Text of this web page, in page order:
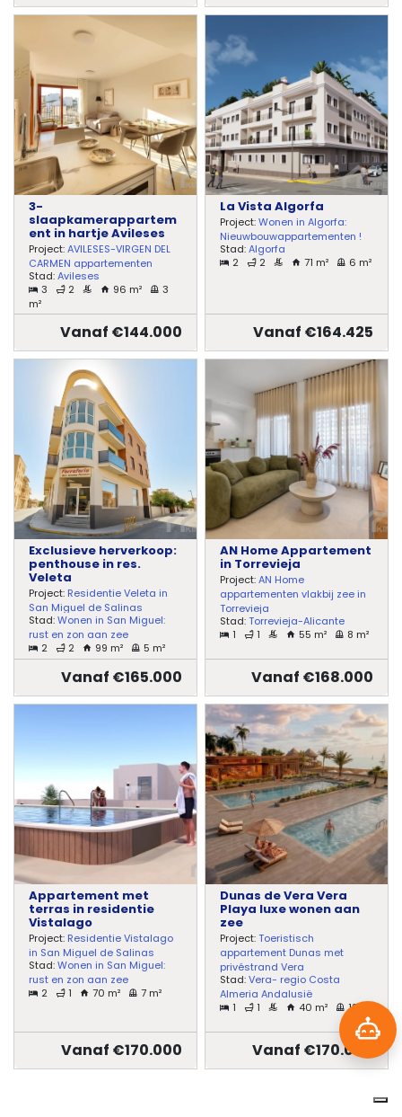
3-
slaapkamerappartem
ent in hartje Avileses
Project:AVILESES-VIRGEN DEL
CARMEN appartementen
Stad:Avileses
3
2 96 m²
3
m²
Vanaf €144.000
La Vista Algorfa
Project:Wonen in Algorfa:
Nieuwbouwappartementen !
Stad:Algorfa
2
2 71 m² 6 m²
Vanaf €164.425
Exclusieve herverkoop:
penthouse in res.
Veleta
Project: Residentie Veleta in
San Miguel de Salinas
Stad:Wonen in San Miguel:
rust en zon aan zee
2
2 99 m² 5 m²
Vanaf €165.000
AN Home Appartement
in Torrevieja
Project:AN Home
appartementen vlakbij zee in
Torrevieja
Stad:Torrevieja-Alicante
1
1 55 m² 8 m²
Vanaf €168.000
Appartement met
terras in residentie
Vistalago
Project: Residentie Vistalago
in San Miguel de Salinas
Stad:Wonen in San Miguel:
rust en zon aan zee
2
1 70 m² 7 m²
Vanaf €170.000
Dunas de Vera Vera
Playa luxe wonen aan
zee
Project:Toeristisch
appartement Dunas met
privéstrand Vera
Stad:Vera- regio Costa
Almeria Andalusië
1
1 40 m² 13 m²
Vanaf €170.000